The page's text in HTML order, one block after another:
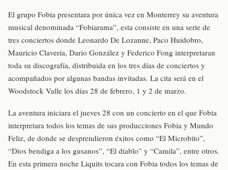
El grupo Fobia presentara por única vez en Monterrey su aventura
musical denominada “Fobiarama”, esta consiste en una serie de
tres conciertos donde Leonardo De Lozanne, Paco Huidobro,
Mauricio Clavería, Darío González y Federico Fong interpretaran
toda su discografía, distribuida en los tres días de conciertos y
acompañados por algunas bandas invitadas. La cita será en el
Woodstock Valle los días 28 de febrero, 1 y 2 de marzo.
La aventura iniciara el jueves 28 con un concierto en el que Fobia
interpretara todos los temas de sus producciones Fobia y Mundo
Feliz, de donde se desprendieron éxitos como “El Microbito”,
“Dios bendiga a los gusanos”, “El diablo” y “Camila”, entre otros.
En esta primera noche Liquits tocara con Fobia todos los temas de